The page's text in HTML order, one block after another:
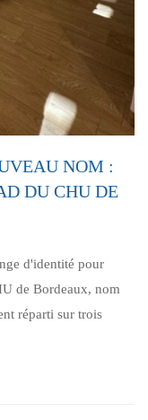
NOM :
DU CHU DE
d'identité pour
de Bordeaux, nom
réparti sur trois